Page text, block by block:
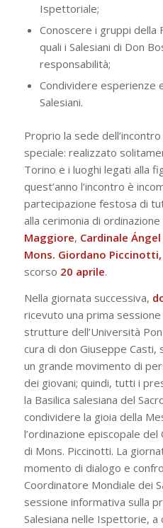
Ispettoriale;
Conoscere i gruppi della
quali i Salesiani di Don
responsabilità;
Condividere esperienze
Salesiani.
Proprio la sede
speciale: realizzato
Torino e i luoghi legati alla
quest’anno l’incontro è
partecipazione festosa di
alla cerimonia di
Maggiore, Cardinale
Mons. Giordano Piccinotti,
scorso 20 aprile.
Nella giornata successiva,
ricevuto una prima
strutture dell’Università
cura di don Giuseppe Casti,
un grande movimento di
dei giovani; quindi, tutti i
la Basilica salesiana del
condividere la gioia della
l’ordinazione episcopale
di Mons. Piccinotti. La
momento di dialogo e
Coordinatore Mondiale dei
sessione informativa sulla
Salesiana nelle Ispettorie, a